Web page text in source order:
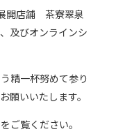
開店舗 茶寮翠泉
及びオンラインシ
精一杯努めて参り
願いいたします。
をご覧ください。